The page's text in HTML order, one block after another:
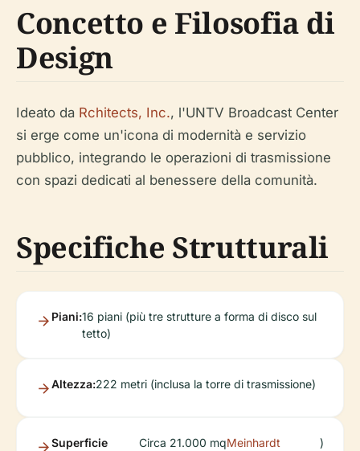
Concetto e Filosofia di
Design
Ideato da Rchitects, Inc., l'UNTV Broadcast Center
si erge come un'icona di modernità e servizio
pubblico, integrando le operazioni di trasmissione
con spazi dedicati al benessere della comunità.
Specifiche Strutturali
Piani:16 piani (più tre strutture a forma di disco sul
tetto)
Altezza:222 metri (inclusa la torre di trasmissione)
Superficie Circa 21.000 mqMeinhardt )